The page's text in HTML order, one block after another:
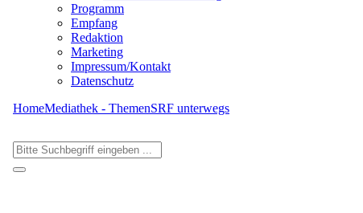
Programm
Empfang
Redaktion
Marketing
Impressum/Kontakt
Datenschutz
HomeMediathek - ThemenSRF unterwegs